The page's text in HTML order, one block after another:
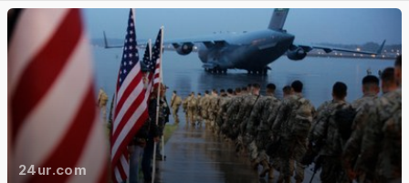
24ur.com